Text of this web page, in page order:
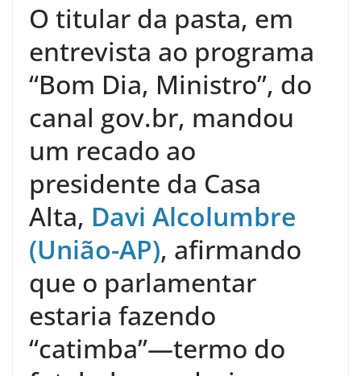
O titular da pasta, em
entrevista ao programa
“Bom Dia, Ministro”, do
canal gov.br, mandou
um recado ao
presidente da Casa
Alta, Davi Alcolumbre
(União-AP), afirmando
que o parlamentar
estaria fazendo
“catimba”—termo do